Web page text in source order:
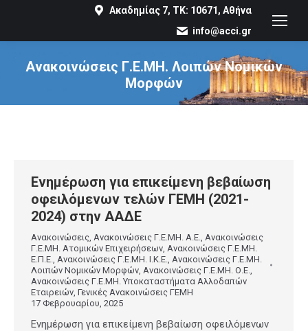
Ακαδημίας 7, ΤΚ: 10671, Αθήνα
info@acci.gr
Ανακοινώσεις Γ.Ε.ΜΗ. Λοιπών Νομικών
Μορφών
You are here:
Ενημέρωση για επικείμενη βεβαίωση
οφειλόμενων τελών ΓΕΜΗ (2021-
2024) στην ΑΑΔΕ
Ανακοινώσεις, Ανακοινώσεις Γ.Ε.ΜΗ. Α.Ε., Ανακοινώσεις
Γ.Ε.ΜΗ. Ατομικών Επιχειρήσεων, Ανακοινώσεις Γ.Ε.ΜΗ.
Ε.Π.Ε., Ανακοινώσεις Γ.Ε.ΜΗ. Ι.Κ.Ε., Ανακοινώσεις Γ.Ε.ΜΗ.
Λοιπών Νομικών Μορφών, Ανακοινώσεις Γ.Ε.ΜΗ. Ο.Ε.,
Ανακοινώσεις Γ.Ε.ΜΗ. Υποκαταστήματα Αλλοδαπών
Εταιρειών, Γενικές Ανακοινώσεις ΓΕΜΗ
17 Φεβρουαρίου, 2025
Ενημέρωση για επικείμενη βεβαίωση οφειλόμενων